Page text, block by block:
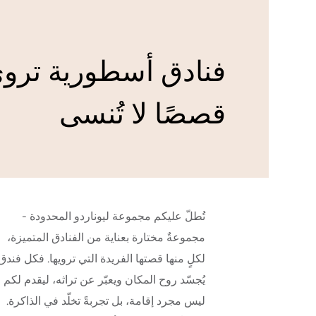
فنادق أسطورية
قصصًا لا تُنسى
تُطلّ عليكم مجموعة ليوناردو المحدودة -
مجموعةٌ مختارة بعناية من الفنادق المتميزة،
لكلٍ منها قصتها الفريدة التي ترويها. فكل
يُجسّد روح المكان ويعبّر عن تراثه، ليقدم لكم
ليس مجرد إقامة، بل تجربةً تخلّد في الذاكرة.